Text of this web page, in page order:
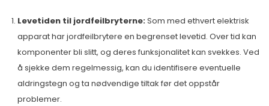
Levetiden til jordfeilbryterne:Som med ethvert elektrisk
apparat har jordfeilbrytere en begrenset levetid. Over tid kan
komponenter bli slitt, og deres funksjonalitet kan svekkes. Ved
å sjekke dem regelmessig, kan du identifisere eventuelle
aldringstegn og ta nødvendige tiltak før det oppstår
problemer.